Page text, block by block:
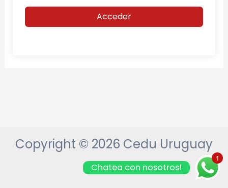
Acceder
Copyright © 2026 Cedu Uruguay
1
Chatea con nosotros!